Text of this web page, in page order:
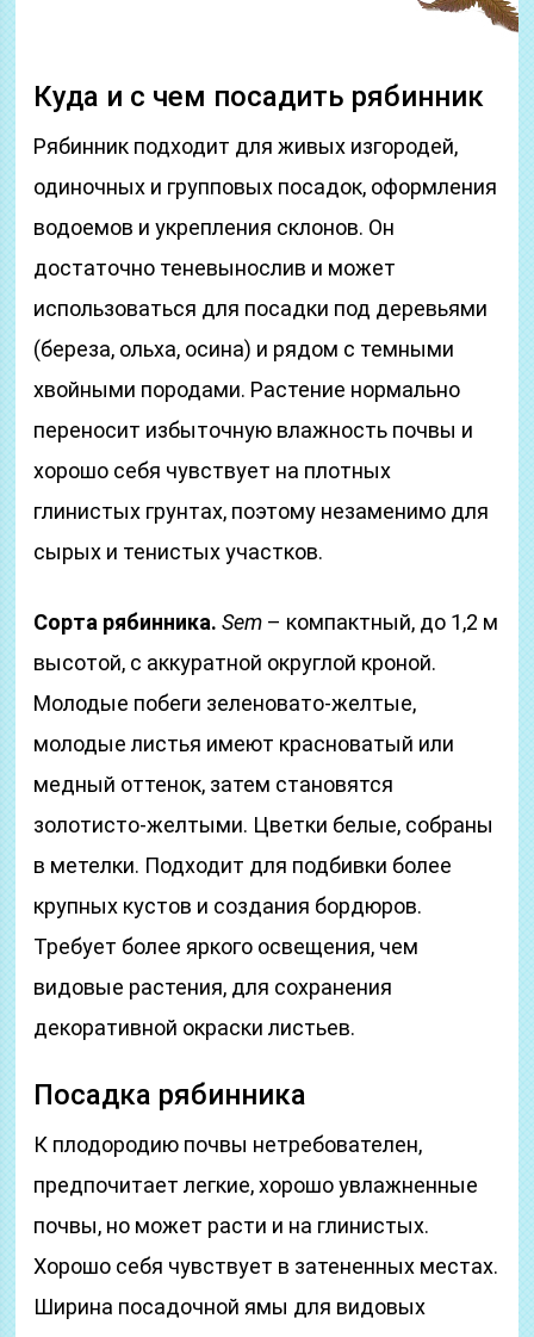
Куда и с чем посадить рябинник
Рябинник подходит для живых изгородей,
одиночных и групповых посадок, оформления
водоемов и укрепления склонов. Он
достаточно теневынослив и может
использоваться для посадки под деревьями
(береза, ольха, осина) и рядом с темными
хвойными породами. Растение нормально
переносит избыточную влажность почвы и
хорошо себя чувствует на плотных
глинистых грунтах, поэтому незаменимо для
сырых и тенистых участков.
Сорта рябинника. Sem – компактный, до 1,2 м
высотой, с аккуратной округлой кроной.
Молодые побеги зеленовато-желтые,
молодые листья имеют красноватый или
медный оттенок, затем становятся
золотисто-желтыми. Цветки белые, собраны
в метелки. Подходит для подбивки более
крупных кустов и создания бордюров.
Требует более яркого освещения, чем
видовые растения, для сохранения
декоративной окраски листьев.
Посадка рябинника
К плодородию почвы нетребователен,
предпочитает легкие, хорошо увлажненные
почвы, но может расти и на глинистых.
Хорошо себя чувствует в затененных местах.
Ширина посадочной ямы для видовых